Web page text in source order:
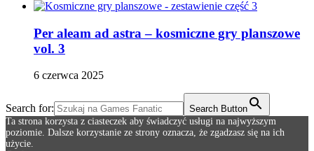
Per aleam ad astra – kosmiczne gry planszowe
vol. 3
6 czerwca 2025
Search for:
Search Button
Ta strona korzysta z ciasteczek aby świadczyć usługi na najwyższym
poziomie. Dalsze korzystanie ze strony oznacza, że zgadzasz się na ich
użycie.